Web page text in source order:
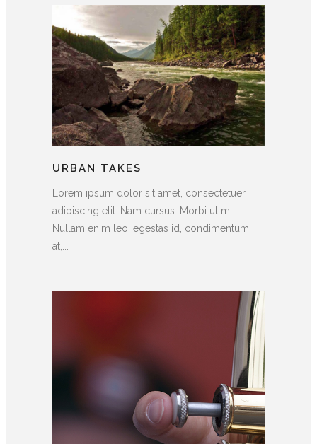
URBAN TAKES
Lorem ipsum dolor sit amet, consectetuer
adipiscing elit. Nam cursus. Morbi ut mi.
Nullam enim leo, egestas id, condimentum
at,...